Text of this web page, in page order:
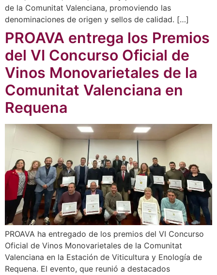
de la Comunitat Valenciana, promoviendo las
denominaciones de origen y sellos de calidad. […]
PROAVA entrega los Premios
del VI Concurso Oficial de
Vinos Monovarietales de la
Comunitat Valenciana en
Requena
PROAVA ha entregado de los premios del VI Concurso
Oficial de Vinos Monovarietales de la Comunitat
Valenciana en la Estación de Viticultura y Enología de
Requena. El evento, que reunió a destacados